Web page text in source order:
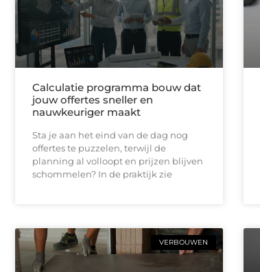
Calculatie programma bouw dat
jouw offertes sneller en
nauwkeuriger maakt
Sta je aan het eind van de dag nog
offertes te puzzelen, terwijl de
planning al volloopt en prijzen blijven
schommelen? In de praktijk zie
VERBOUWEN